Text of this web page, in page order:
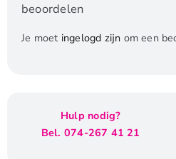
beoordelen
Je moet ingelogd zijn om een
Hulp nodig?
Bel. 074-267 41 21